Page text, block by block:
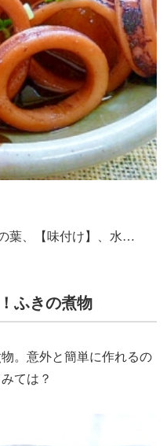
葉、【味付け】、水…
ふきの煮物
。意外と簡単に作れるの
ては？